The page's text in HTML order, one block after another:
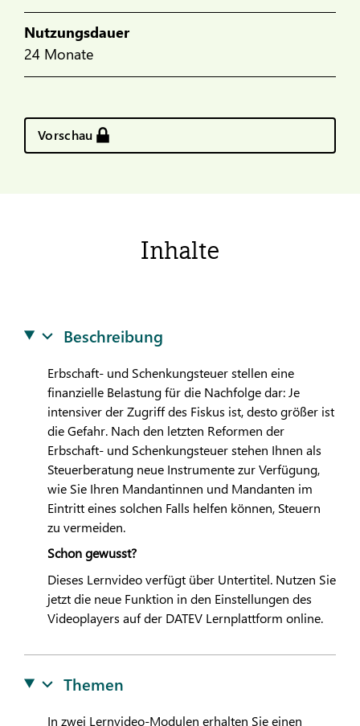
Nutzungsdauer
24 Monate
Vorschau
Inhalte
Beschreibung
Erbschaft- und Schenkungsteuer stellen eine
finanzielle Belastung für die Nachfolge dar: Je
intensiver der Zugriff des Fiskus ist, desto größer ist
die Gefahr. Nach den letzten Reformen der
Erbschaft- und Schenkungsteuer stehen Ihnen als
Steuerberatung neue Instrumente zur Verfügung,
wie Sie Ihren Mandantinnen und Mandanten im
Eintritt eines solchen Falls helfen können, Steuern
zu vermeiden.
Schon gewusst?
Dieses Lernvideo verfügt über Untertitel. Nutzen Sie
jetzt die neue Funktion in den Einstellungen des
Videoplayers auf der DATEVLernplattform online.
Themen
In zwei Lernvideo-Modulen erhalten Sie einen